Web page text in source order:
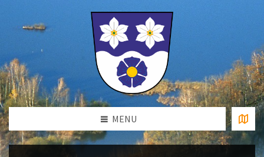
MENU